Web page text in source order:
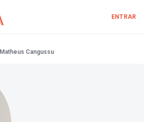
ENTRAR
Matheus Cangussu